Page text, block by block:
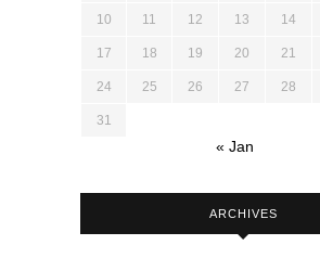
10 11 12 13 14
17 18 19 20 21
24 25 26 27 28
31
« Jan
ARCHIVES